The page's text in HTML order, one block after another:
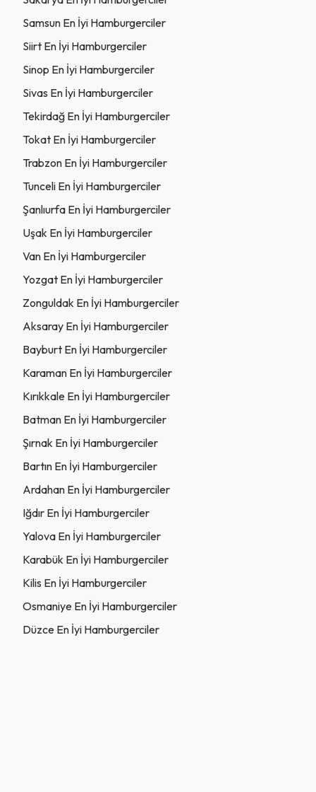
Samsun En İyi Hamburgerciler
Siirt En İyi Hamburgerciler
Sinop En İyi Hamburgerciler
Sivas En İyi Hamburgerciler
Tekirdağ En İyi Hamburgerciler
Tokat En İyi Hamburgerciler
Trabzon En İyi Hamburgerciler
Tunceli En İyi Hamburgerciler
Şanlıurfa En İyi Hamburgerciler
Uşak En İyi Hamburgerciler
Van En İyi Hamburgerciler
Yozgat En İyi Hamburgerciler
Zonguldak En İyi Hamburgerciler
Aksaray En İyi Hamburgerciler
Bayburt En İyi Hamburgerciler
Karaman En İyi Hamburgerciler
Kırıkkale En İyi Hamburgerciler
Batman En İyi Hamburgerciler
Şırnak En İyi Hamburgerciler
Bartın En İyi Hamburgerciler
Ardahan En İyi Hamburgerciler
Iğdır En İyi Hamburgerciler
Yalova En İyi Hamburgerciler
Karabük En İyi Hamburgerciler
Kilis En İyi Hamburgerciler
Osmaniye En İyi Hamburgerciler
Düzce En İyi Hamburgerciler